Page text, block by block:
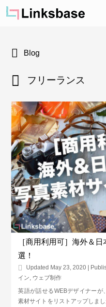
Blog
フリーランス
［商用利用可］海外＆
選！
Updated May 23, 2020 |
イン ウェブ制作
英語が話せるWEBデザイナー
素材サイトをリストアップしま